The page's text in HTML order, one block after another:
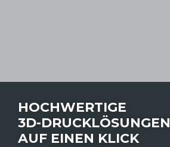
HOCHWERTIGE
3D-DRUCKLÖSUNGEN
AUF EINEN KLICK